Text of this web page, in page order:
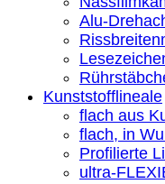
Alu-
Kunststofflineale
flach aus
flach, in
Profilierte
ultra-